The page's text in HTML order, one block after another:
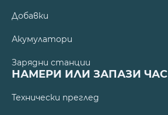
Добавки
Акумулатори
Зарядни станции
НАМЕРИ ИЛИ ЗАПАЗИ ЧАС
Технически преглед